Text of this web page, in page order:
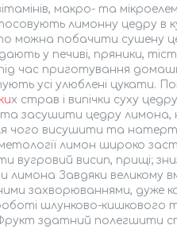
макро- та
лимонну цедру в
можна побачити сушену
у печиві, пряники,
час приготування
усі улюблені цукати.
х страв і випічки суху
засушити цедру лимона,
чого висушити та
лимон широко
вугровий висип, прищі;
Завдяки великому
захворюваннями, дуже
шлунково-кишкового
здатний полегшити